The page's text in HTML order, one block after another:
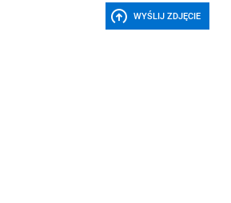
WYŚLIJ ZDJĘCIE